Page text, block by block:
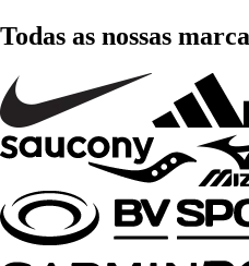
Todas as nossas